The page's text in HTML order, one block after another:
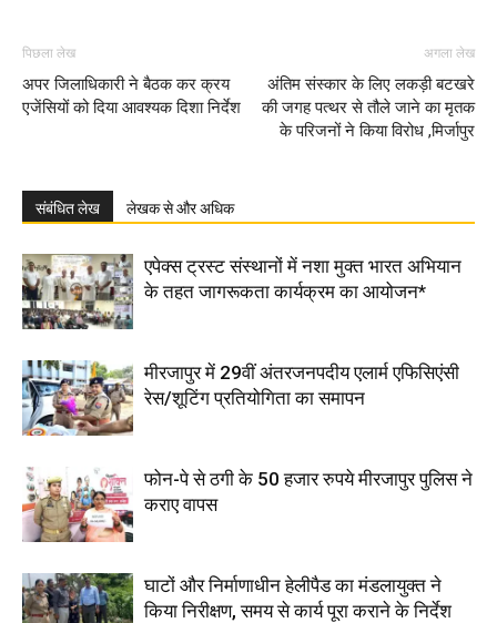
पिछला लेख
अपर जिलाधिकारी ने बैठक कर क्रय
एजेंसियों को दिया आवश्यक दिशा निर्देश
अगला लेख
अंतिम संस्कार के लिए लकड़ी बटखरे
की जगह पत्थर से तौले जाने का मृतक
के परिजनों ने किया विरोध ,मिर्जापुर
संबंधित लेख लेखक से और अधिक
एपेक्स ट्रस्ट संस्थानों में नशा मुक्त भारत अभियान
के तहत जागरूकता कार्यक्रम का आयोजन*
मीरजापुर में 29वीं अंतरजनपदीय एलार्म एफिसिएंसी
रेस/शूटिंग प्रतियोगिता का समापन
फोन-पे से ठगी के 50 हजार रुपये मीरजापुर पुलिस ने
कराए वापस
घाटों और निर्माणाधीन हेलीपैड का मंडलायुक्त ने
किया निरीक्षण, समय से कार्य पूरा कराने के निर्देश